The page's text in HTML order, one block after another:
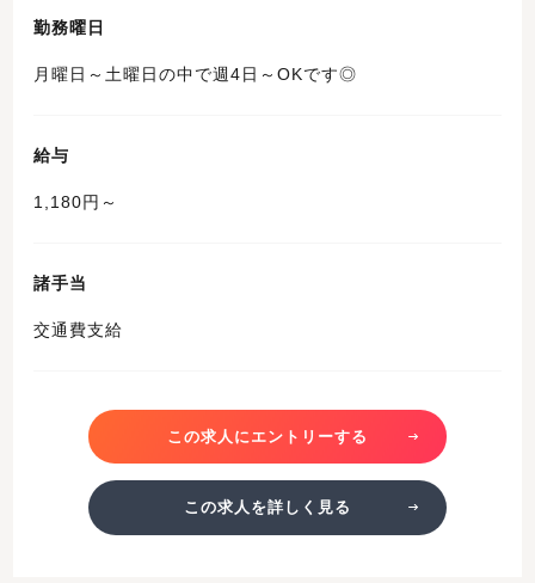
勤務曜日
月曜日～土曜日の中で週4日～OKです◎
給与
1,180円～
諸手当
交通費支給
この求人にエントリーする
この求人を詳しく見る